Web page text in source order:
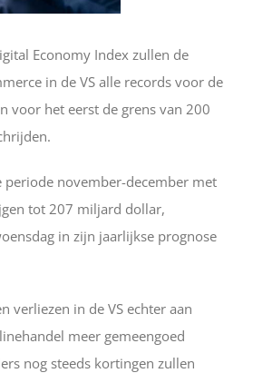
Economy Index zullen de
in de VS alle records voor de
voor het eerst de grens van 200
periode november-december met
tot 207 miljard dollar,
in zijn jaarlijkse prognose
verliezen in de VS echter aan
meer gemeengoed
nog steeds kortingen zullen